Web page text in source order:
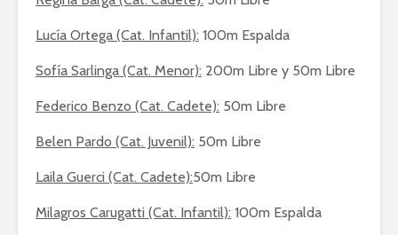
Lucía Ortega (Cat. Infantil): 100m Espalda
Sofía Sarlinga (Cat. Menor): 200m Libre y 50m Libre
Federico Benzo (Cat. Cadete): 50m Libre
Belen Pardo (Cat. Juvenil): 50m Libre
Laila Guerci (Cat. Cadete):50m Libre
Milagros Carugatti (Cat. Infantil): 100m Espalda